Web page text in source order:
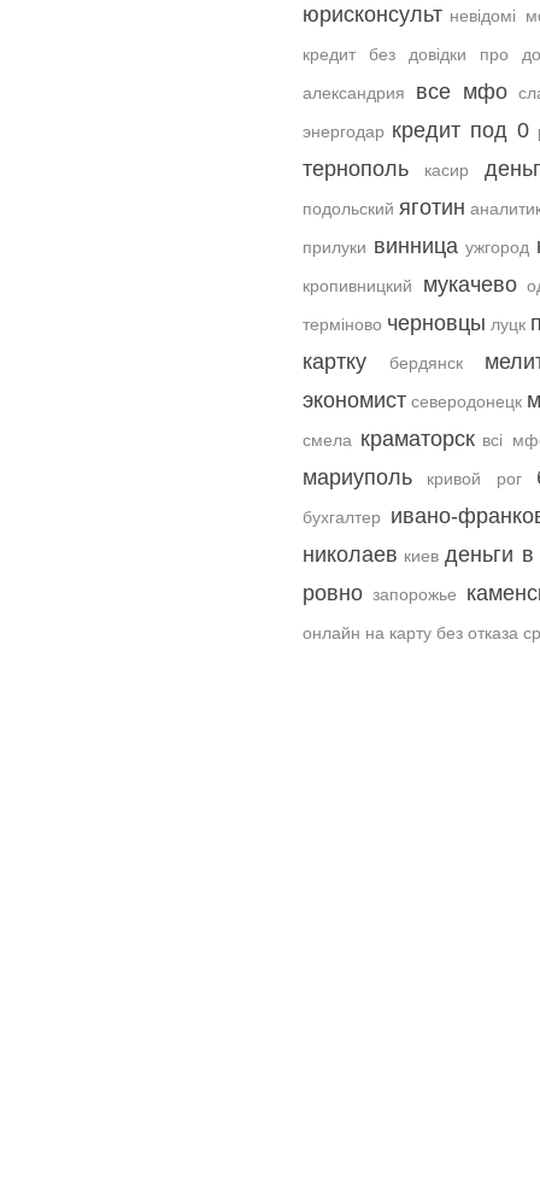
юрисконсульт невідомі
кредит без довідки про
александрия
все мфо
энергодар кредит под 0
тернополь касир
подольский яготин
прилуки винница ужгород
кропивницкий мукачево
терміново черновцы луцк
картку
бердянск
экономист северодонецк
смела краматорск всі
мариуполь кривой рог
бухгалтер
ивано-
николаев киев деньги в
ровно запорожье
онлайн на карту без отказа